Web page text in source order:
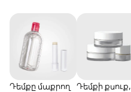
Դեմքը մաքրող
Դեմքի քսուք,